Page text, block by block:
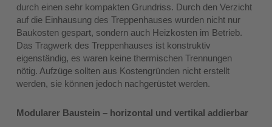
durch einen sehr kompakten Grundriss. Durch den Verzicht
auf die Einhausung des Treppenhauses wurden nicht nur
Baukosten gespart, sondern auch Heizkosten im Betrieb.
Das Tragwerk des Treppenhauses ist konstruktiv
eigenständig, es waren keine thermischen Trennungen
nötig. Aufzüge sollten aus Kostengründen nicht erstellt
werden, sie können jedoch nachgerüstet werden.
Modularer Baustein – horizontal und vertikal addierbar